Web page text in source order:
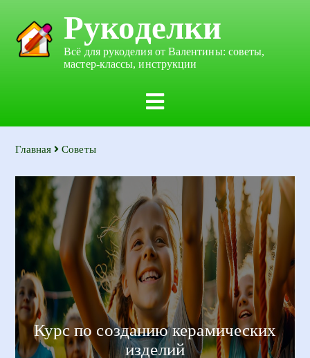
Рукоделки
Всё для рукоделия от Валентины: советы,
мастер-классы, инструкции
Главная Советы
Курс по созданию керамических
изделий